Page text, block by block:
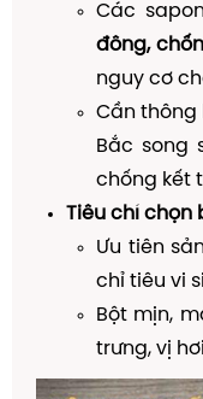
Các
đông,
nguy cơ
Cần thông
Bắc song
chống kết
Tiêu chí chọn
Ưu tiên
chỉ tiêu vi
Bột mịn,
trưng, vị